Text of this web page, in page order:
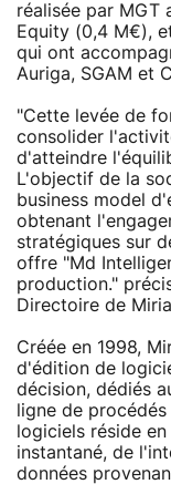
réalisée par MGT
Equity (0,4 M€),
qui ont
Auriga, SGAM et
"Cette levée de
consolider
d'atteindre
L'objectif de la
business model
obtenant
stratégiques sur
offre "Md
production."
Directoire de
Créée en 1998,
d'édition de
décision, dédiés
ligne de
logiciels réside
instantané, de
données